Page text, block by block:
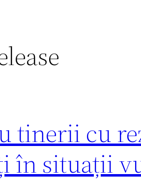
tinerii cu
în situații